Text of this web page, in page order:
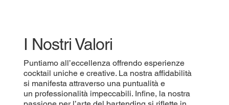
I Nostri Valori
Puntiamo all’eccellenza offrendo esperienze
cocktail uniche e creative. La nostra affidabilità
si manifesta attraverso una puntualità e
un professionalità impeccabili. Infine, la nostra